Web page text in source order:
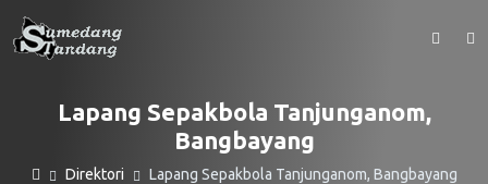
Lapang Sepakbola Tanjunganom,
Bangbayang
Direktori Lapang Sepakbola Tanjunganom, Bangbayang